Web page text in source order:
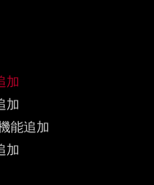
加
加
能追加
加